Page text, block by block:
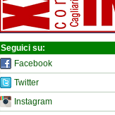
Seguici su:
Facebook
Twitter
Instagram